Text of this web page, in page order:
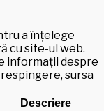
a înțelege
cu site-ul web.
informații despre
sursa
Descriere